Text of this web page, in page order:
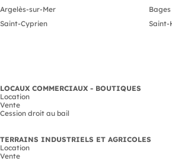
Argelès-sur-Mer Bages
Saint-Cyprien
Saint-
LOCAUX COMMERCIAUX - BOUTIQUES
Location
Vente
Cession droit au bail
TERRAINS INDUSTRIELS ET AGRICOLES
Location
Vente